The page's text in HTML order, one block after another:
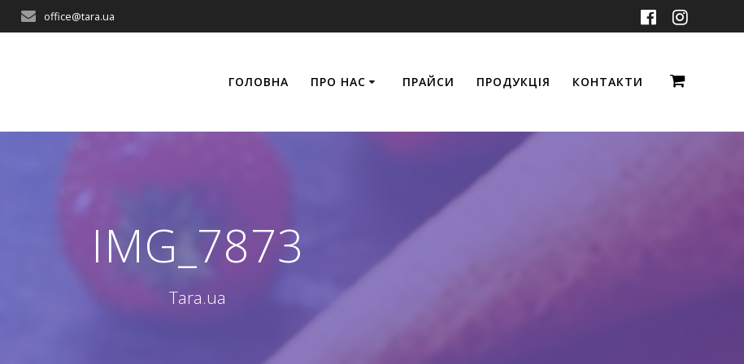
office@tara.ua
ГОЛОВНА ПРО НАС ПРАЙСИ ПРОДУКЦІЯ КОНТАКТИ
IMG_7873
Tara.ua